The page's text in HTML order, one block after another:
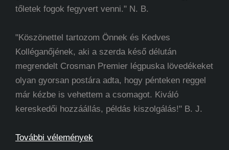
tőletek fogok fegyvert venni." N. B.
"Köszönettel tartozom Önnek és Kedves
Kolléganőjének, aki a szerda késő délután
megrendelt Crosman Premier légpuska lövedékeket
olyan gyorsan postára adta, hogy pénteken reggel
már kézbe is vehettem a csomagot. Kiváló
kereskedői hozzáállás, példás kiszolgálás!" B. J.
További vélemények